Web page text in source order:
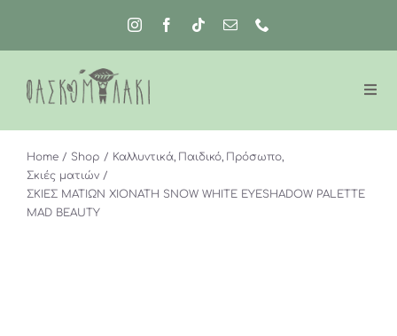
περιεχόμενο
Home Shop Καλλυντικά Παιδικό Πρόσωπο
Σκιές ματιών
ΣΚΙΕΣ ΜΑΤΙΩΝ ΧΙΟΝΑΤΗ SNOW WHITE EYESHADOW PALETTE
MAD BEAUTY